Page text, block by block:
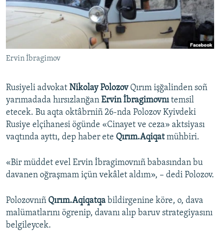
Русский
Українською
QOŞULIÑIZ!
RFE/RS bütün saytları
Ervin İbragimov
Rusiyeli advokat Nikolay Polozov Qırım işğalinden soñ
yarımadada hırsızlanğan Ervin İbragimovnıtemsil
etecek. Bu aqta oktâbrniñ 26-nda Polozov Kyivdeki
Rusiye elçihanesi ögünde «Cinayet ve ceza» aktsiyası
vaqtında ayttı, dep haber ete Qırım.Aqiqatmühbiri.
«Bir müddet evel Ervin İbragimovnıñ babasından bu
davanen oğraşmam içün vekâlet aldım», – dedi Polozov.
Polozovnıñ Qırım.Aqiqatqa bildirgenine köre, o, dava
malümatlarını ögrenip, davanı alıp baruv strategiyasını
belgileycek.